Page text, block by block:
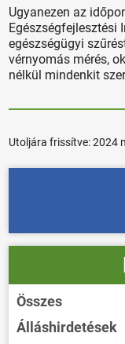
Ugyanezen az
Egészségfejlesztési
egészségügyi
vérnyomás mérés,
nélkül mindenkit
Utoljára frissítve:2024
Összes
Álláshirdetések